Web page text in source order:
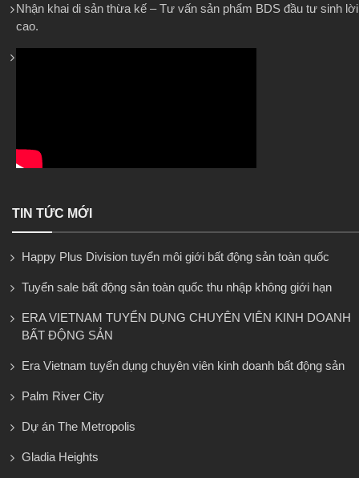
Nhận khai di sản thừa kế – Tư vấn sản phẩm BDS đầu tư sinh lời
cao.
TIN TỨC MỚI
Happy Plus Division tuyển môi giới bất động sản toàn quốc
Tuyển sale bất động sản toàn quốc thu nhập không giới hạn
ERA VIETNAM TUYỂN DỤNG CHUYÊN VIÊN KINH DOANH
BẤT ĐỘNG SẢN
Era Vietnam tuyển dụng chuyên viên kinh doanh bất động sản
Palm River City
Dự án The Metropolis
Gladia Heights